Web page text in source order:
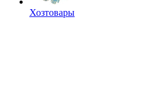
Хозтовары